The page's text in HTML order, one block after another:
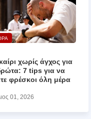
χωρίς άγχος για
7 tips για να
φρέσκοι όλη μέρα
01, 2026